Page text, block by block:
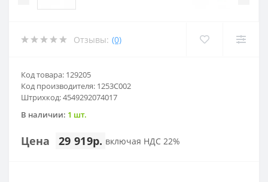
Отзывы: (0)
Код товара: 129205
Код производителя: 1253C002
Штрихкод: 4549292074017
В наличии: 1 шт.
Цена 29 919р. включая НДС 22%